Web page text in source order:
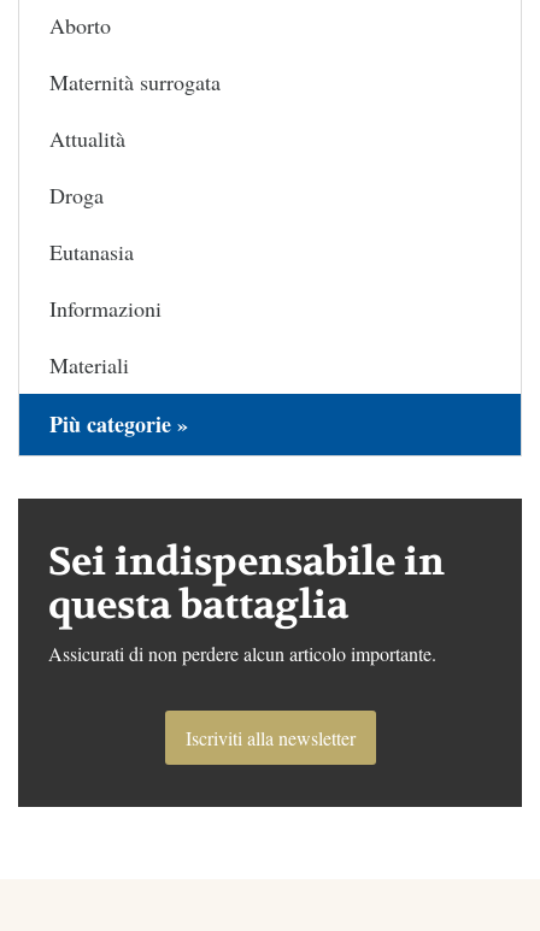
Aborto
Maternità surrogata
Attualità
Droga
Eutanasia
Informazioni
Materiali
Più categorie »
Sei indispensabile in
questa battaglia
Assicurati di non perdere alcun articolo importante.
Iscriviti alla newsletter